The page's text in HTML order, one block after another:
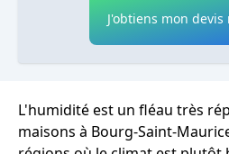
J'obtiens mon
L'humidité est un fléau très
maisons à Bourg-Saint-